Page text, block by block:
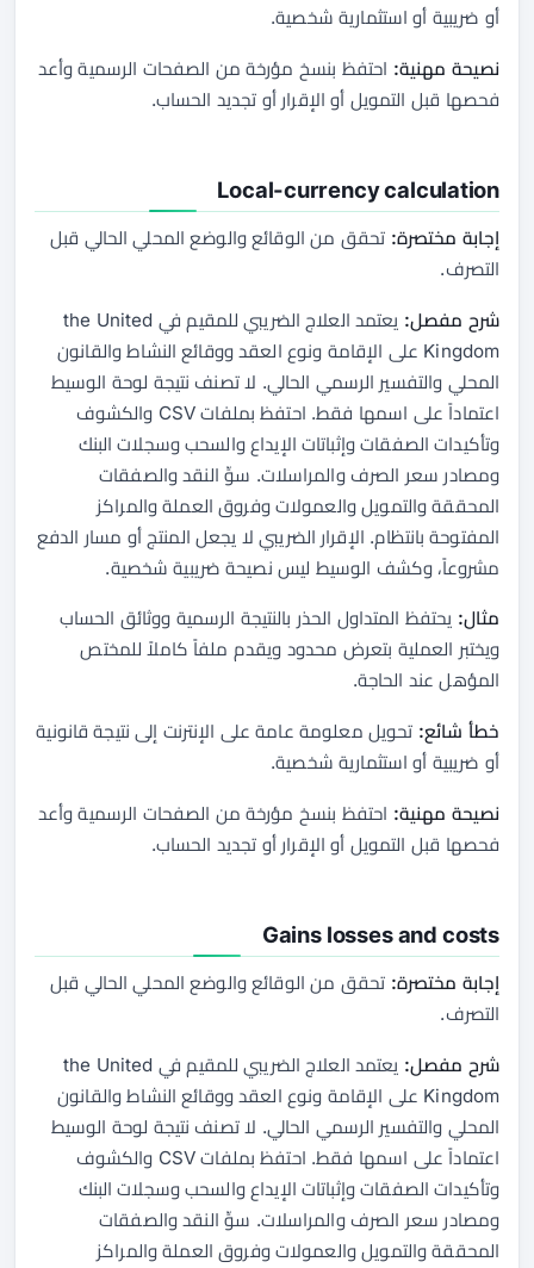
أو ضريبية أو استثمارية شخصية.
نصيحة مهنية: احتفظ بنسخ مؤرخة من الصفحات الرسمية وأعد
فحصها قبل التمويل أو الإقرار أو تجديد الحساب.
Local-currency calculation
إجابة مختصرة: تحقق من الوقائع والوضع المحلي الحالي قبل
التصرف.
شرح مفصل:
يعتمد العلاج الضريبي للمقيم في the United
Kingdom على الإقامة ونوع العقد ووقائع النشاط والقانون
المحلي والتفسير الرسمي الحالي. لا تصنف نتيجة لوحة الوسيط
اعتماداً على اسمها فقط. احتفظ بملفات CSV والكشوف
وتأكيدات الصفقات وإثباتات الإيداع والسحب وسجلات البنك
ومصادر سعر الصرف والمراسلات. سوِّ النقد والصفقات
المحققة والتمويل والعمولات وفروق العملة والمراكز
المفتوحة بانتظام. الإقرار الضريبي لا يجعل المنتج أو مسار الدفع
مشروعاً، وكشف الوسيط ليس نصيحة ضريبية شخصية.
مثال: يحتفظ المتداول الحذر بالنتيجة الرسمية ووثائق الحساب
ويختبر العملية بتعرض محدود ويقدم ملفاً كاملاً للمختص
المؤهل عند الحاجة.
خطأ شائع: تحويل معلومة عامة على الإنترنت إلى نتيجة قانونية
أو ضريبية أو استثمارية شخصية.
نصيحة مهنية: احتفظ بنسخ مؤرخة من الصفحات الرسمية وأعد
فحصها قبل التمويل أو الإقرار أو تجديد الحساب.
Gains losses and costs
إجابة مختصرة: تحقق من الوقائع والوضع المحلي الحالي قبل
التصرف.
شرح مفصل:
يعتمد العلاج الضريبي للمقيم في the United
Kingdom على الإقامة ونوع العقد ووقائع النشاط والقانون
المحلي والتفسير الرسمي الحالي. لا تصنف نتيجة لوحة الوسيط
اعتماداً على اسمها فقط. احتفظ بملفات CSV والكشوف
وتأكيدات الصفقات وإثباتات الإيداع والسحب وسجلات البنك
ومصادر سعر الصرف والمراسلات. سوِّ النقد والصفقات
المحققة والتمويل والعمولات وفروق العملة والمراكز